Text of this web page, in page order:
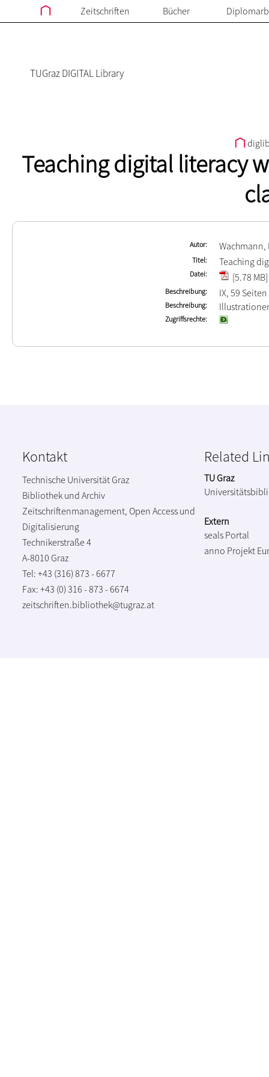
Zeitschriften Bücher
TUGraz DIGITAL Library
Teaching digital literacy
Autor Wachmann,
Titel Teaching
Datei [5.78 MB]
Beschreibung IX, 59 Seiten
Beschreibung
Zugriffsrechte
Kontakt
Technische Universität Graz
Bibliothek und Archiv
Zeitschriftenmanagement, Open Access und
Digitalisierung
Technikerstraße 4
A-8010 Graz
Tel: +43 (316) 873 - 6677
Fax: +43 (0) 316 - 873 - 6674
zeitschriften.bibliothek@tugraz.at
Related
TU Graz
Extern
seals Portal
anno Projekt